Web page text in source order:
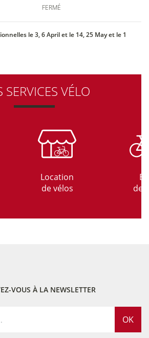
FERMÉ
le 3, 6 April et le 14, 25 May et le 1
SERVICES VÉLO
Location
de vélos
de
VOUS À LA NEWSLETTER
OK